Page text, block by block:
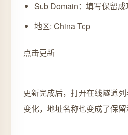
Sub Domain：填写保留成
地区: China Top
点击更新
更新完成后，打开在线隧道
变化，地址名称也变成了保留